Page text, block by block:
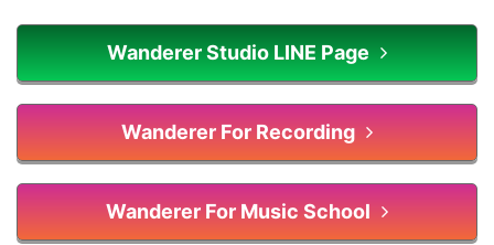
Wanderer Studio LINE Page
Wanderer For Recording
Wanderer For Music School